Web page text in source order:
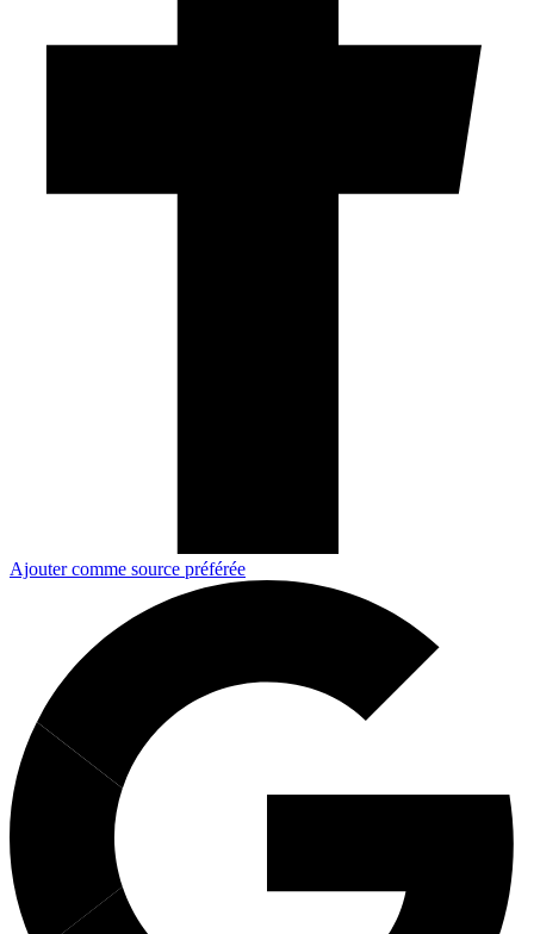
Ajouter comme source préférée